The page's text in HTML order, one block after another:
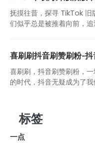
抚摸往昔，探寻 TikTok 旧
们似乎总是被推着向前，
喜刷刷抖音刷赞刷粉-
喜刷刷，抖音刷赞刷粉，
的时代，抖音无疑成为了
标签
一点